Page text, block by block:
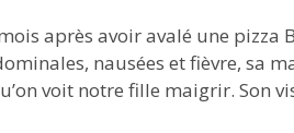
après avoir avalé une pizza
nausées et fièvre, sa
voit notre fille maigrir. Son